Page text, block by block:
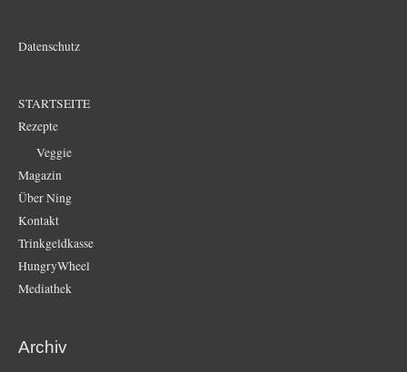
Datenschutz
STARTSEITE
Rezepte
Veggie
Magazin
Über Ning
Kontakt
Trinkgeldkasse
HungryWheel
Mediathek
Archiv